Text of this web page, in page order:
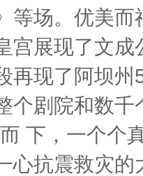
等场。优美
宫展现了文
再现了阿坝
个剧院和数
下，一个个
心抗震救灾的